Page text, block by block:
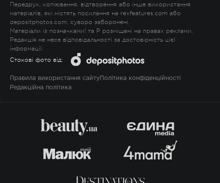
Передрук, копіювання, відтворення або інше використання
матеріалів, які містять посилання на rexfeatures.com або
depositphotos.com, суворо заборонені.
Матеріали із позначками! та P розміщені на правах реклами.
Редакція не несе відповідальності за достовірність цієї
інформації.
Стокові фото від:
Правила використання сайту Політика конфіденційності
Редакційна політика